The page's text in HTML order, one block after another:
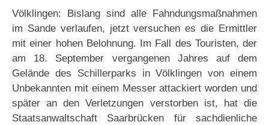
Völklingen: Bislang sind alle Fahndungsmaßnahmen
im Sande verlaufen, jetzt versuchen es die Ermittler
mit einer hohen Belohnung. Im Fall des Touristen, der
am 18. September vergangenen Jahres auf dem
Gelände des Schillerparks in Völklingen von einem
Unbekannten mit einem Messer attackiert worden und
später an den Verletzungen verstorben ist, hat die
Staatsanwaltschaft Saarbrücken für sachdienliche